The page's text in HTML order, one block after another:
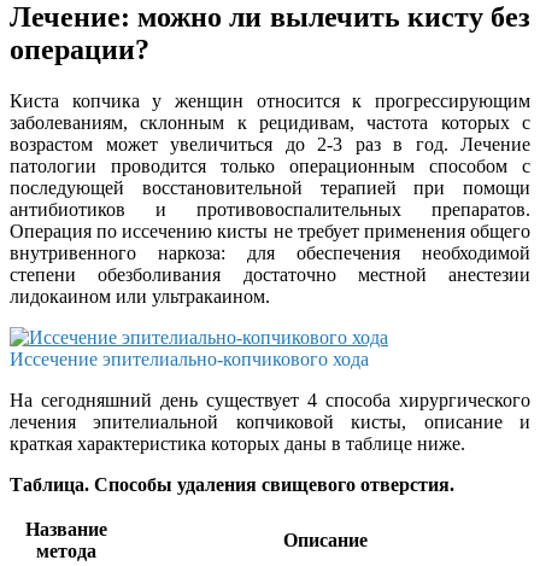
Лечение: можно ли вылечить кисту без
операции?
Киста копчика у женщин относится к прогрессирующим
заболеваниям, склонным к рецидивам, частота которых с
возрастом может увеличиться до 2-3 раз в год. Лечение
патологии проводится только операционным способом с
последующей восстановительной терапией при помощи
антибиотиков и противовоспалительных препаратов.
Операция по иссечению кисты не требует применения общего
внутривенного наркоза: для обеспечения необходимой
степени обезболивания достаточно местной анестезии
лидокаином или ультракаином.
Иссечение эпителиально-копчикового хода
На сегодняшний день существует 4 способа хирургического
лечения эпителиальной копчиковой кисты, описание и
краткая характеристика которых даны в таблице ниже.
Таблица. Способы удаления свищевого отверстия.
Название
метода
Описание